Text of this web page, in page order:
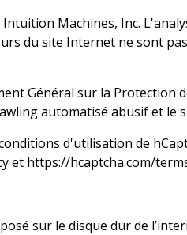
Machines, Inc.
du site Internet ne sont
Général sur la Protection
automatisé abusif et le
d'utilisation de
et https://hcaptcha.com/
sur le disque dur de